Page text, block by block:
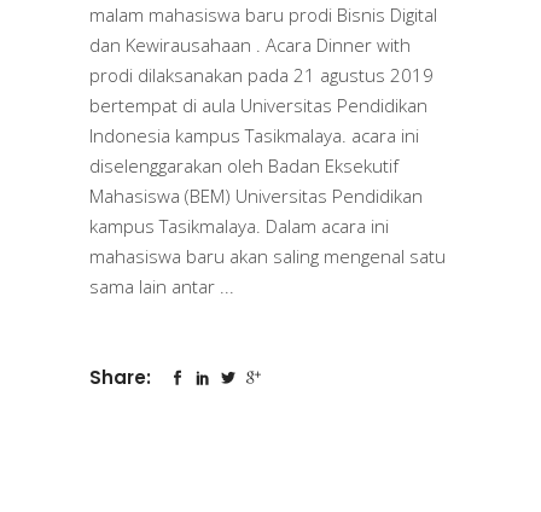
malam mahasiswa baru prodi Bisnis Digital
dan Kewirausahaan . Acara Dinner with
prodi dilaksanakan pada 21 agustus 2019
bertempat di aula Universitas Pendidikan
Indonesia kampus Tasikmalaya. acara ini
diselenggarakan oleh Badan Eksekutif
Mahasiswa (BEM) Universitas Pendidikan
kampus Tasikmalaya. Dalam acara ini
mahasiswa baru akan saling mengenal satu
sama lain antar
Share: